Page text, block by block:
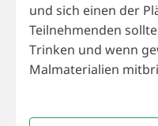
und sich einen der
Teilnehmenden
Trinken und wenn
Malmaterialien